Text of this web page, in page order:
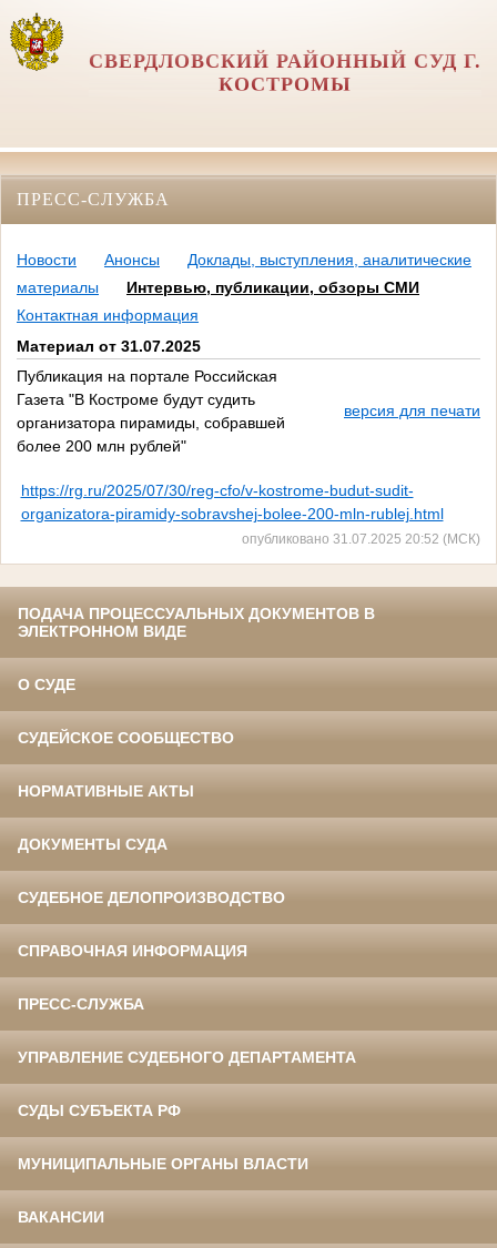
СВЕРДЛОВСКИЙ РАЙОННЫЙ СУД Г.
КОСТРОМЫ
ПРЕСС-СЛУЖБА
Новости Анонсы
Доклады, выступления, аналитические
материалы
Интервью, публикации, обзоры СМИ
Контактная информация
Материал от 31.07.2025
Публикация на портале Российская
Газета "В Костроме будут судить
организатора пирамиды, собравшей
более 200 млн рублей"
версия для печати
https://rg.ru/2025/07/30/reg-cfo/v-kostrome-budut-sudit-
organizatora-piramidy-sobravshej-bolee-200-mln-rublej.html
опубликовано 31.07.2025 20:52 (МСК)
ПОДАЧА ПРОЦЕССУАЛЬНЫХ ДОКУМЕНТОВ В
ЭЛЕКТРОННОМ ВИДЕ
О СУДЕ
СУДЕЙСКОЕ СООБЩЕСТВО
НОРМАТИВНЫЕ АКТЫ
ДОКУМЕНТЫ СУДА
СУДЕБНОЕ ДЕЛОПРОИЗВОДСТВО
СПРАВОЧНАЯ ИНФОРМАЦИЯ
ПРЕСС-СЛУЖБА
УПРАВЛЕНИЕ СУДЕБНОГО ДЕПАРТАМЕНТА
СУДЫ СУБЪЕКТА РФ
МУНИЦИПАЛЬНЫЕ ОРГАНЫ ВЛАСТИ
ВАКАНСИИ